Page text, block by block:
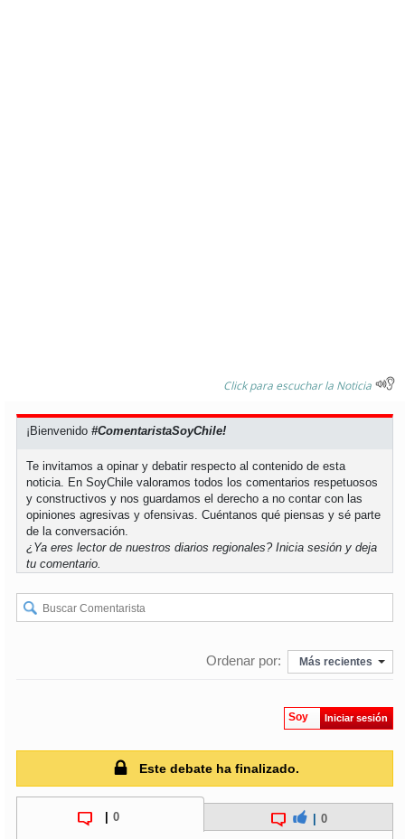
Click para escuchar la Noticia
¡Bienvenido#ComentaristaSoyChile!
Te invitamos a opinar y debatir respecto al contenido de esta
noticia. En SoyChile valoramos todos los comentarios respetuosos
y constructivos y nos guardamos el derecho a no contar con las
opiniones agresivas y ofensivas. Cuéntanos qué piensas y sé parte
de la conversación.
¿Ya eres lector de nuestros diarios regionales?Inicia sesión y deja
tu comentario.
Ordenar por: Más recientes
Soy Iniciar sesión
Este debate ha finalizado.
0 0